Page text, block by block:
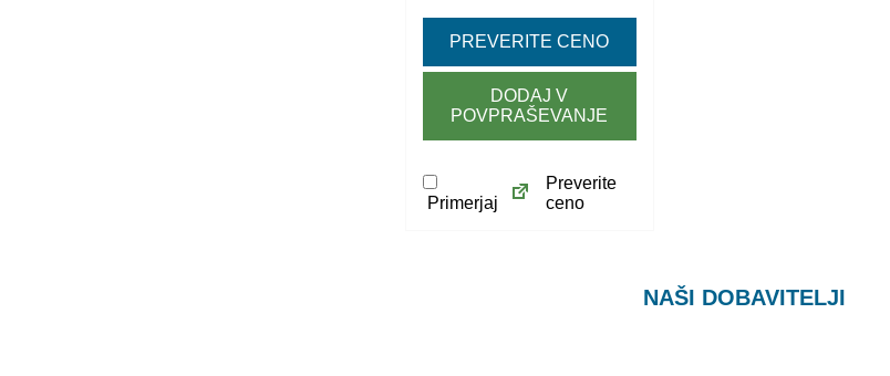
PREVERITE CENO
DODAJ V
POVPRAŠEVANJE
Primerjaj
Preverite
ceno
NAŠI DOBAVITELJI